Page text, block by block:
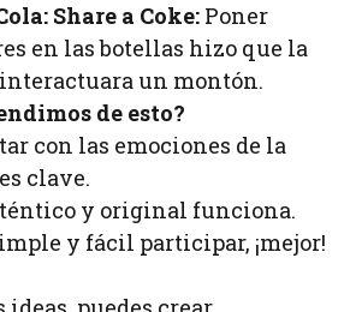
Share a Coke: Poner
en las botellas hizo que la
un montón.
de esto?
con las emociones de la
clave.
y original funciona.
y fácil participar, ¡mejor!